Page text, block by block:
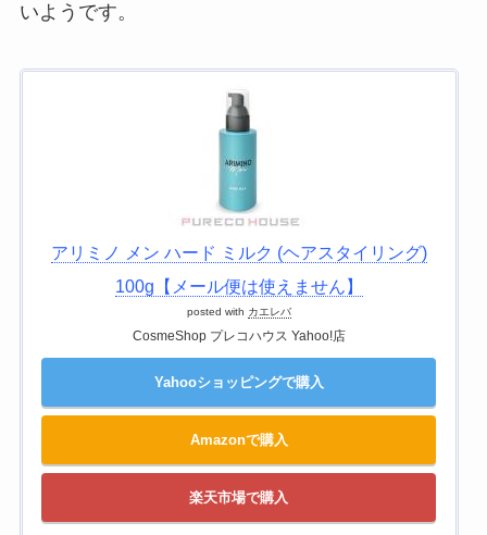
いようです。
アリミノ メン ハード ミルク (ヘアスタイリング)
100g【メール便は使えません】
posted with カエレバ
CosmeShop プレコハウス Yahoo!店
Yahooショッピングで購入
Amazonで購入
楽天市場で購入